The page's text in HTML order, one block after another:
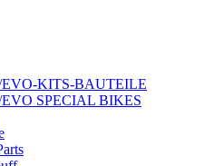
EVO-KITS-BAUTEILE
EVO SPECIAL BIKES